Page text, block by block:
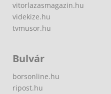
vitorlazasmagazin.hu
videkize.hu
tvmusor.hu
Bulvár
borsonline.hu
ripost.hu